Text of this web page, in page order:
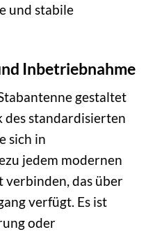
und stabile
Inbetriebnahme
gestaltet
des standardisierten
sich in
jedem modernen
verbinden, das über
verfügt. Es ist
oder